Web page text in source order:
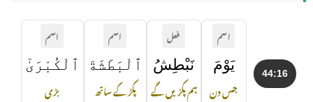
44:16
اسم
يَوْمَ
جس دن
فعل
نَبْطِشُ
ہم پکڑیں گے
اسم
ٱلْبَطْشَةَ
پکڑ کے ساتھ
اسم
ٱلْكُبْرَىٰٓ
بڑی